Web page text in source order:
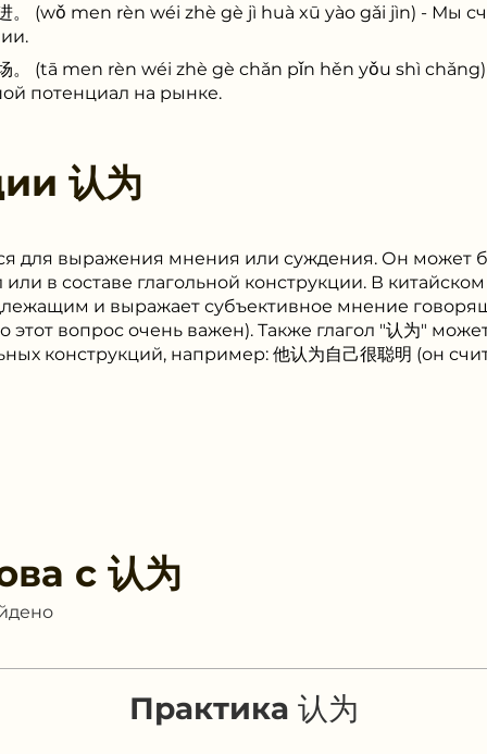
进。 (wǒ men rèn wéi zhè gè jì huà xū yào gǎi jìn) - Мы
场。 (tā men rèn wéi zhè gè chǎn pǐn hěn yǒu shì
потенциал на рынке.
认为
для выражения мнения или суждения. Он может
в составе глагольной конструкции. В китайском
и выражает субъективное мнение
этот вопрос очень важен). Также глагол "认为"
конструкций, например: 他认为自己很聪明 (он
с 认为
Практика 认为